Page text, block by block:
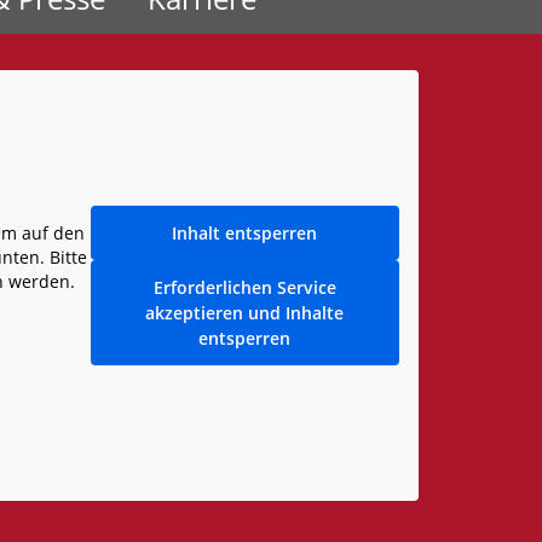
auf den
Bitte
werden.
Inhalt entsperren
Erforderlichen Service
akzeptieren und Inhalte
entsperren